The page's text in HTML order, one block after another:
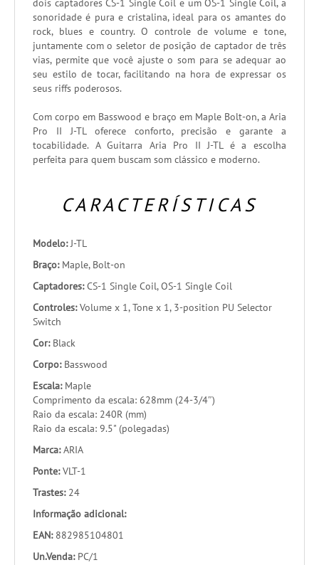
dois captadores CS-1 Single Coil e um OS-1 Single Coil, a
sonoridade é pura e cristalina, ideal para os amantes do
rock, blues e country. O controle de volume e tone,
juntamente com o seletor de posição de captador de três
vias, permite que você ajuste o som para se adequar ao
seu estilo de tocar, facilitando na hora de expressar os
seus riffs poderosos.
Com corpo em Basswood e braço em Maple Bolt-on, a Aria
Pro II J-TL oferece conforto, precisão e garante a
tocabilidade. A Guitarra Aria Pro II J-TL é a escolha
perfeita para quem buscam som clássico e moderno.
CARACTERÍSTICAS
Modelo:J-TL
Braço: Maple, Bolt-on
Captadores:CS-1 Single Coil, OS-1 Single Coil
Controles:Volume x 1, Tone x 1, 3-position PU Selector
Switch
Cor: Black
Corpo: Basswood
Escala: Maple
Comprimento da escala: 628mm (24-3/4″)
Raio da escala: 240R (mm)
Raio da escala: 9.5" (polegadas)
Marca:ARIA
Ponte:VLT-1
Trastes: 24
Informação adicional:
EAN: 882985104801
Un.Venda: PC/1